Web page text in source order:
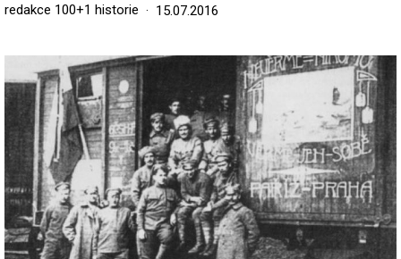
redakce 100+1 historie 15.07.2016